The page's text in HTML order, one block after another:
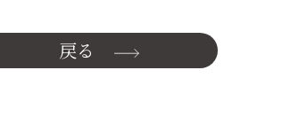
戻る